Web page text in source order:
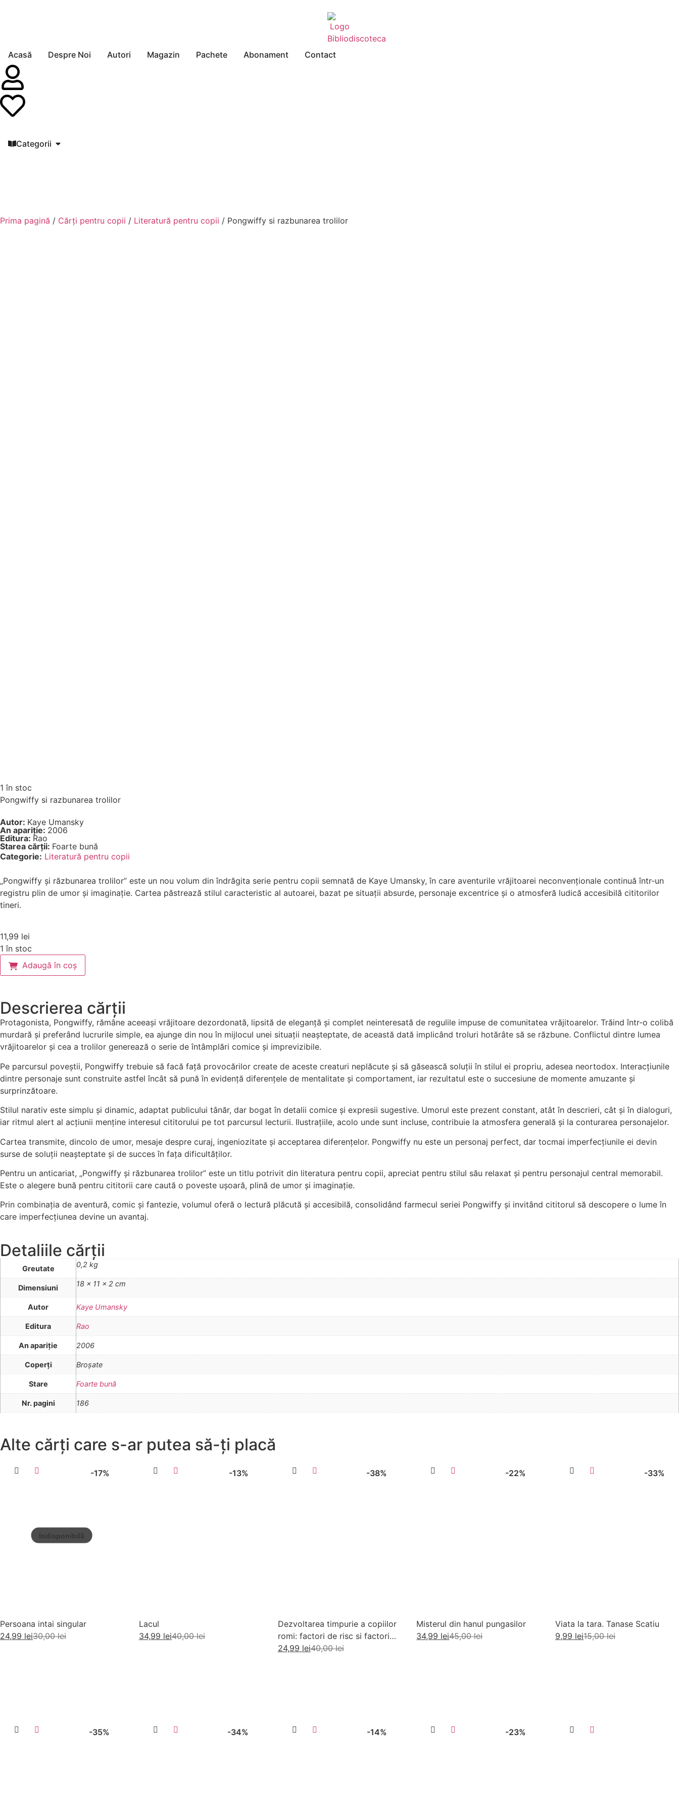
Acasă Despre Noi Autori Magazin Pachete Abonament Contact
Categorii
Prima pagină / Cărți pentru copii / Literatură pentru copii / Pongwiffy si razbunarea trolilor
1 în stoc
Pongwiffy si razbunarea trolilor
Autor: Kaye Umansky
An apariție: 2006
Editura: Rao
Starea cărții: Foarte bună
Categorie: Literatură pentru copii
„Pongwiffy și răzbunarea trolilor” este un nou volum din îndrăgita serie pentru copii semnată de Kaye Umansky, în care aventurile vrăjitoarei neconvenționale continuă într-un
registru plin de umor și imaginație. Cartea păstrează stilul caracteristic al autoarei, bazat pe situații absurde, personaje excentrice și o atmosferă ludică accesibilă cititorilor
tineri.
11,99 lei
1 în stoc
Adaugă în coș
Descrierea cărții
Protagonista, Pongwiffy, rămâne aceeași vrăjitoare dezordonată, lipsită de eleganță și complet neinteresată de regulile impuse de comunitatea vrăjitoarelor. Trăind într-o colibă
murdară și preferând lucrurile simple, ea ajunge din nou în mijlocul unei situații neașteptate, de această dată implicând troluri hotărâte să se răzbune. Conflictul dintre lumea
vrăjitoarelor și cea a trolilor generează o serie de întâmplări comice și imprevizibile.
Pe parcursul poveștii, Pongwiffy trebuie să facă față provocărilor create de aceste creaturi neplăcute și să găsească soluții în stilul ei propriu, adesea neortodox. Interacțiunile
dintre personaje sunt construite astfel încât să pună în evidență diferențele de mentalitate și comportament, iar rezultatul este o succesiune de momente amuzante și
surprinzătoare.
Stilul narativ este simplu și dinamic, adaptat publicului tânăr, dar bogat în detalii comice și expresii sugestive. Umorul este prezent constant, atât în descrieri, cât și în dialoguri,
iar ritmul alert al acțiunii menține interesul cititorului pe tot parcursul lecturii. Ilustrațiile, acolo unde sunt incluse, contribuie la atmosfera generală și la conturarea personajelor.
Cartea transmite, dincolo de umor, mesaje despre curaj, ingeniozitate și acceptarea diferențelor. Pongwiffy nu este un personaj perfect, dar tocmai imperfecțiunile ei devin
surse de soluții neașteptate și de succes în fața dificultăților.
Pentru un anticariat, „Pongwiffy și răzbunarea trolilor” este un titlu potrivit din literatura pentru copii, apreciat pentru stilul său relaxat și pentru personajul central memorabil.
Este o alegere bună pentru cititorii care caută o poveste ușoară, plină de umor și imaginație.
Prin combinația de aventură, comic și fantezie, volumul oferă o lectură plăcută și accesibilă, consolidând farmecul seriei Pongwiffy și invitând cititorul să descopere o lume în
care imperfecțiunea devine un avantaj.
Detaliile cărții
Greutate 0,2 kg
Dimensiuni 18 × 11 × 2 cm
Autor Kaye Umansky
Editura Rao
An apariţie 2006
Coperţi Broşate
Stare Foarte bună
Nr. pagini 186
Alte cărți care s-ar putea să-ți placă
-17%
Persoana intai singular
30,00lei
24,99 lei
-13%
Lacul
40,00lei
34,99 lei
-38%
Dezvoltarea timpurie a copiilor
romi: factori de risc si factori
de protectie
40,00lei
24,99 lei
-22%
Misterul din hanul pungasilor
45,00lei
34,99 lei
-33%
Viata la tara. Tanase Scatiu
15,00lei
9,99 lei
-35% -34% -14% -23%